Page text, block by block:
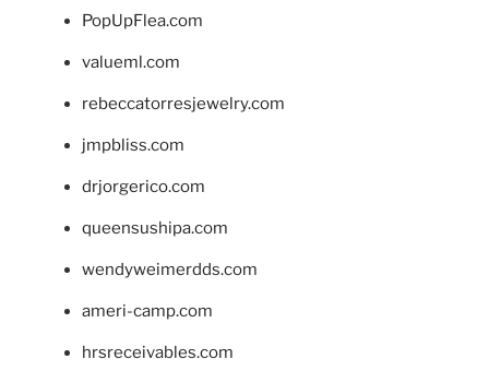
PopUpFlea.com
valueml.com
rebeccatorresjewelry.com
jmpbliss.com
drjorgerico.com
queensushipa.com
wendyweimerdds.com
ameri-camp.com
hrsreceivables.com